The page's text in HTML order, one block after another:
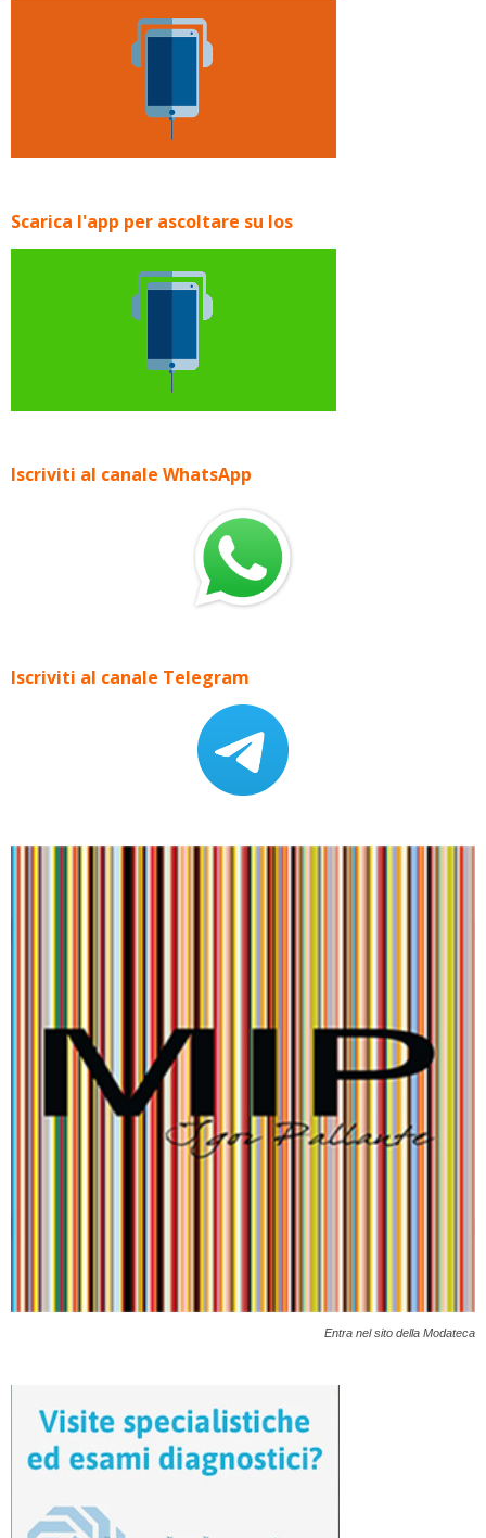
Scarica l'app per ascoltare su Ios
Iscriviti al canale WhatsApp
Iscriviti al canale Telegram
Entra nel sito della Modateca